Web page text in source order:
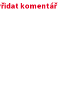
komentář